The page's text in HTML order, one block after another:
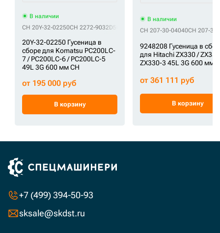
В наличии
CH 20Y-32-02250CH 2272-9032D5 CH 81N6-24030 CH 81N6-24030BG
20Y-32-02250 Гусеница в
сборе для Komatsu PC200LC-
7 / PC200LC-6 / PC200LC-5
49L 3G 600 мм CH
от 195 000 руб
В корзину
В наличии
CH 207-30-04040CH 207-
9248208 Гусеница в
для Hitachi ZX330 /
ZX330-3 45L 3G 600 мм
от 361 111 руб
В корзину
+7 (499) 394-50-93
sksale@skdst.ru